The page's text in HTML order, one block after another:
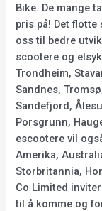
Bike. De mange
pris på! Det flotte
oss til bedre
scootere og
Trondheim,
Sandnes,
Sandefjord,
Porsgrunn,
escootere vil
Amerika,
Storbritannia,
Co Limited
til å komme og